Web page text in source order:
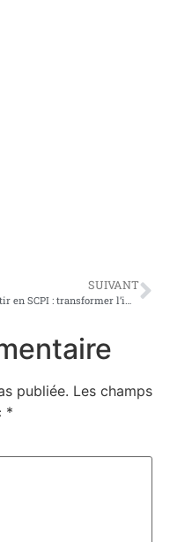
SUIVANT
publiée. Les champs
*